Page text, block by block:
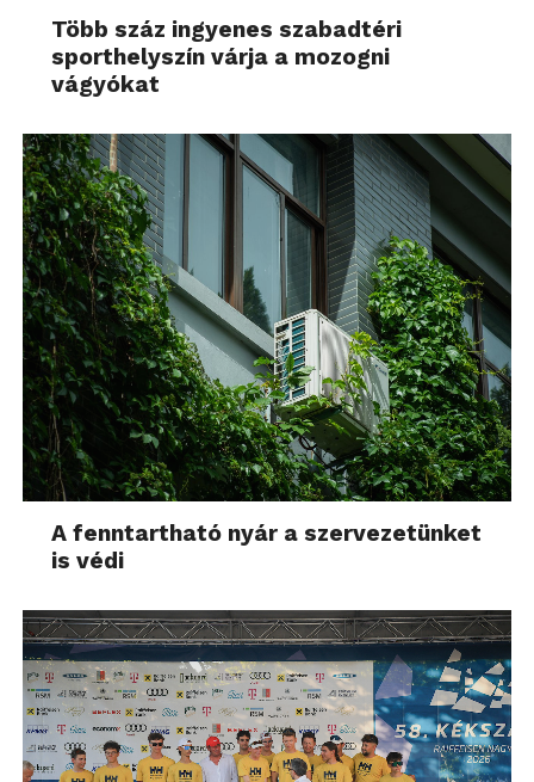
Több száz ingyenes szabadtéri
sporthelyszín várja a mozogni
vágyókat
A fenntartható nyár a szervezetünket
is védi